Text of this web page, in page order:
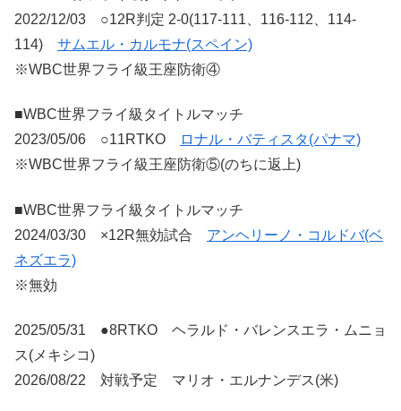
2022/12/03 ○12R判定 2-0(117-111、116-112、114-
114) サムエル・カルモナ(スペイン)
※WBC世界フライ級王座防衛④
■WBC世界フライ級タイトルマッチ
2023/05/06 ○11RTKO
ロナル・バティスタ(パナマ)
※WBC世界フライ級王座防衛⑤(のちに返上)
■WBC世界フライ級タイトルマッチ
2024/03/30 ×12R無効試合 アンヘリーノ・コルドバ(ベ
ネズエラ)
※無効
2025/05/31 ●8RTKO ヘラルド・バレンスエラ・ムニョ
ス(メキシコ)
2026/08/22 対戦予定 マリオ・エルナンデス(米)